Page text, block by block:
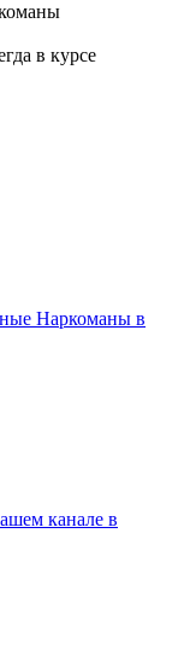
в курсе
Наркоманы в
канале в